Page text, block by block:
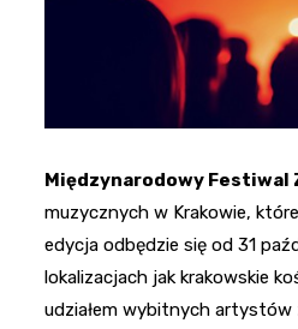
Międzynarodowy Festiwal
muzycznych w Krakowie,
edycja odbędzie się od 31
lokalizacjach jak krakowskie
udziałem wybitnych artystów